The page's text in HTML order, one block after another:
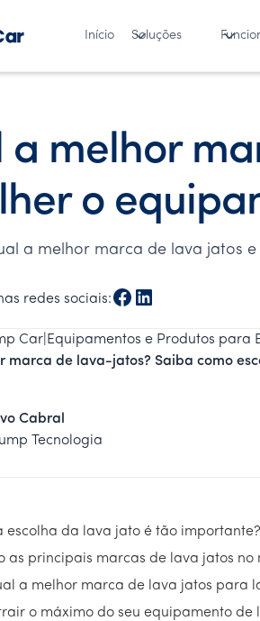
Início Soluções
a melhor
o
a melhor marca de lava jatos
redes sociais:
Car Equipamentos e Produtos para
marca de lava-jatos? Saiba como
Cabral
Tecnologia
escolha da lava jato é tão importante?
as principais marcas de lava jatos no
a melhor marca de lava jatos para
o máximo do seu equipamento de